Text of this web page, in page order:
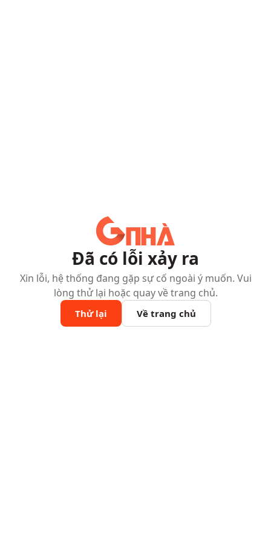
Đã có lỗi xảy ra
Xin lỗi, hệ thống đang gặp sự cố ngoài ý muốn. Vui
lòng thử lại hoặc quay về trang chủ.
Thử lại Về trang chủ